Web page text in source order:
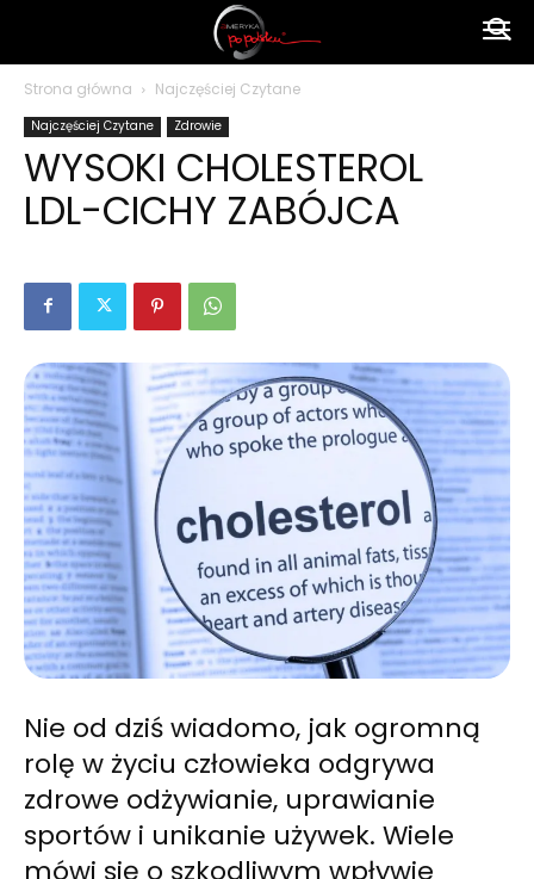
Strona główna Najczęściej Czytane
Najczęściej Czytane Zdrowie
WYSOKI CHOLESTEROL
LDL-CICHY ZABÓJCA
Nie od dziś wiadomo, jak ogromną
rolę w życiu człowieka odgrywa
zdrowe odżywianie, uprawianie
sportów i unikanie używek. Wiele
mówi się o szkodliwym wpływie